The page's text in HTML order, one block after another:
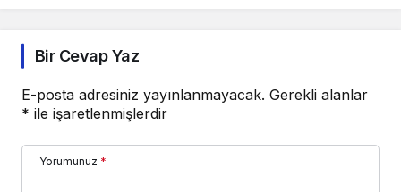
Bir Cevap Yaz
E-posta adresiniz yayınlanmayacak. Gerekli alanlar
* ile işaretlenmişlerdir
Yorumunuz *